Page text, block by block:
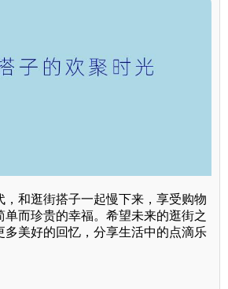
，和逛街搭子一起慢下来，享受购物
单而珍贵的幸福。希望未来的逛街之
多美好的回忆，分享生活中的点滴乐